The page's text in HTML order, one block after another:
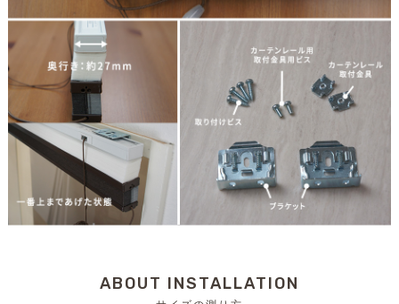
ABOUT INSTALLATION